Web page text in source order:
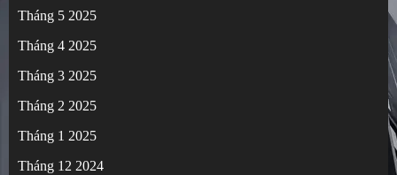
Tháng 5 2025
Tháng 4 2025
Tháng 3 2025
Tháng 2 2025
Tháng 1 2025
Tháng 12 2024